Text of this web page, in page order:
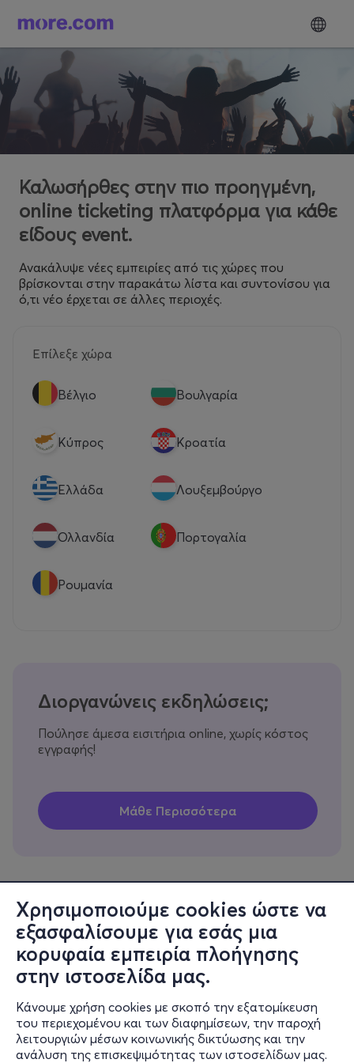
Χρησιμοποιούμε cookies ώστε να
εξασφαλίσουμε για εσάς μια
κορυφαία εμπειρία πλοήγησης
στην ιστοσελίδα μας.
Κάνουμε χρήση cookies με σκοπό την εξατομίκευση
του περιεχομένου και των διαφημίσεων, την παροχή
λειτουργιών μέσων κοινωνικής δικτύωσης και την
ανάλυση της επισκεψιμότητας των ιστοσελίδων μας.
Καλωσήρθες στην πιο προηγμένη,
online ticketing πλατφόρμα για κάθε
είδους event.
Ανακάλυψε νέες εμπειρίες από τις χώρες που
βρίσκονται στην παρακάτω λίστα και συντονίσου για
ό,τι νέο έρχεται σε άλλες περιοχές.
Επίλεξε χώρα
Βέλγιο Βουλγαρία
Κύπρος Κροατία
Eλλάδα Λουξεμβούργο
Ολλανδία Πορτογαλία
Ρουμανία
Διοργανώνεις εκδηλώσεις;
Πούλησε άμεσα εισιτήρια online, χωρίς κόστος
εγγραφής!
Πληροφορίες
Υποστήριξη
Stay Connected